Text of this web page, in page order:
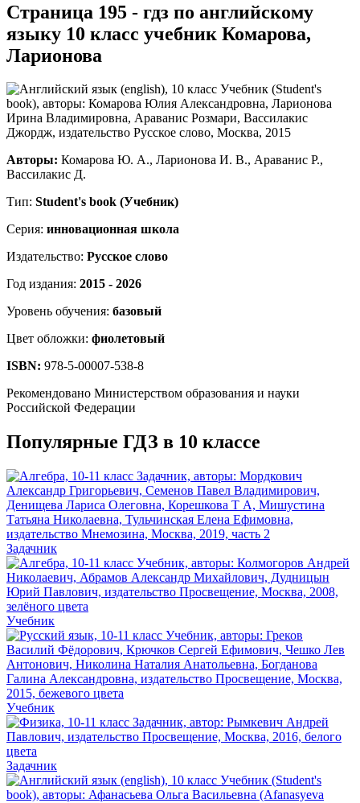
Страница 195 - гдз по английскому
языку 10 класс учебник Комарова,
Ларионова
Авторы: Комарова Ю. А., Ларионова И. В., Араванис Р.,
Вассилакис Д.
Тип: Student's book (Учебник)
Серия: инновационная школа
Издательство: Русское слово
Год издания: 2015 - 2026
Уровень обучения: базовый
Цвет обложки: фиолетовый
ISBN: 978-5-00007-538-8
Рекомендовано Министерством образования и науки
Российской Федерации
Популярные ГДЗ в 10 классе
Задачник
Учебник
Учебник
Задачник